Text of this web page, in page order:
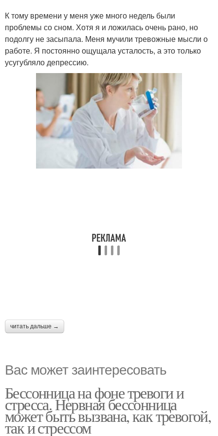
К тому времени у меня уже много недель были
проблемы со сном. Хотя я и ложилась очень рано, но
подолгу не засыпала. Меня мучили тревожные мысли о
работе. Я постоянно ощущала усталость, а это только
усугубляло депрессию.
читать дальше →
Вас может заинтересовать
Бессонница на фоне тревоги и
стресса. Нервная бессонница
может быть вызвана, как тревогой,
так и стрессом